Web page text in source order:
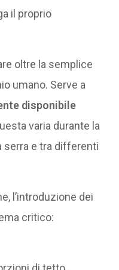
il proprio
oltre la semplice
umano. Serve a
disponibile
varia durante la
serra e tra differenti
l’introduzione dei
critico: